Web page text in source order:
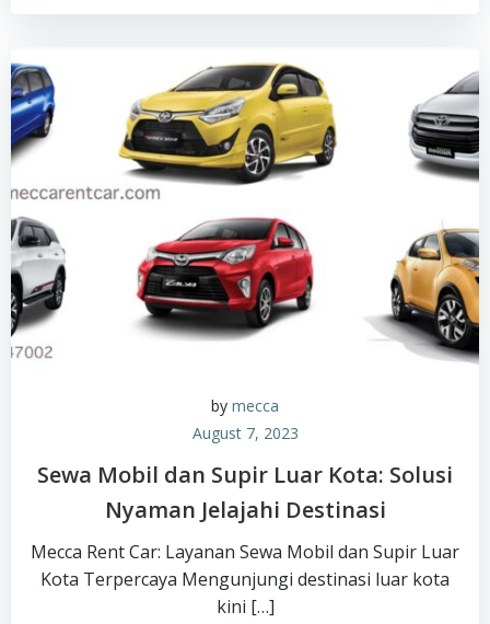
by mecca
August 7, 2023
Sewa Mobil dan Supir Luar Kota: Solusi
Nyaman Jelajahi Destinasi
Mecca Rent Car: Layanan Sewa Mobil dan Supir Luar
Kota Terpercaya Mengunjungi destinasi luar kota
kini […]